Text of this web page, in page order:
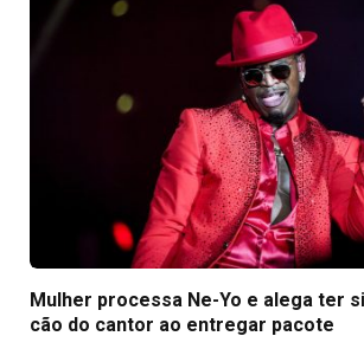
Mulher processa Ne-Yo e alega ter
cão do cantor ao entregar pacote